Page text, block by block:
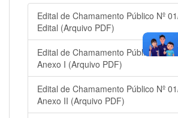
Edital de Chamamento Público Nº
Edital (Arquivo PDF)
Edital de Chamamento Público Nº
Anexo I (Arquivo PDF)
Edital de Chamamento Público Nº
Anexo II (Arquivo PDF)